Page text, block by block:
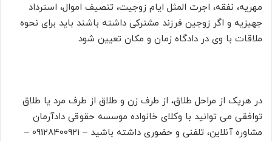
مهریه، نفقه، اجرت المثل ایام زوجیت، تنصیف اموال، استرداد
جهیزیه و اگر زوجین فرزند مشترکی داشته باشند باید برای نحوه
ملاقات با وی در دادگاه زمان و مکان تعیین شود
در هریک از مراحل طلاق، از طرف زن و طلاق از طرف مرد یا طلاق
توافقی می توانید با وکلای خانواده موسسه حقوقی دادآرمان
مشاوره آنلاین، تلفنی و حضوری داشته باشید – 09128400921 –